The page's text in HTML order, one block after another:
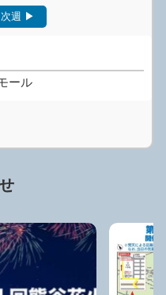
ール
次週 ▶